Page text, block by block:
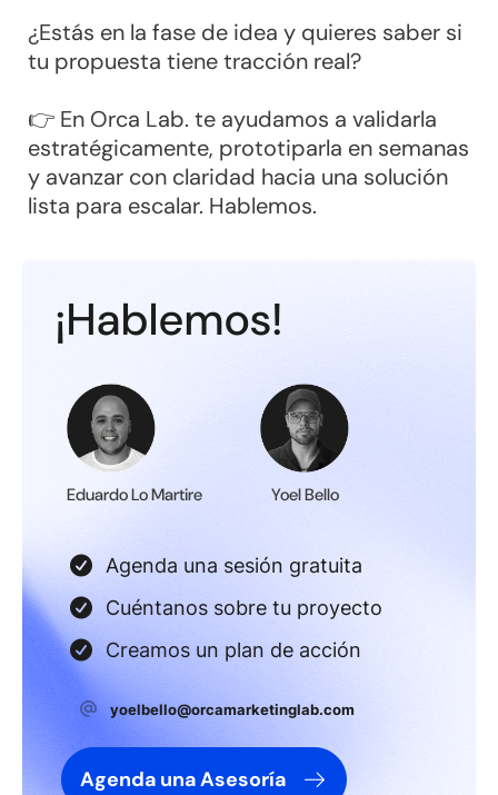
¿Estás en la fase de idea y quieres saber si
tu propuesta tiene tracción real?
👉 En Orca Lab. te ayudamos a validarla
estratégicamente, prototiparla en semanas
y avanzar con claridad hacia una solución
lista para escalar. Hablemos.
¡Hablemos!
Eduardo Lo Martire Yoel Bello
Agenda una sesión gratuita
Cuéntanos sobre tu proyecto
Creamos un plan de acción
yoelbello@orcamarketinglab.com
Agenda una Asesoría